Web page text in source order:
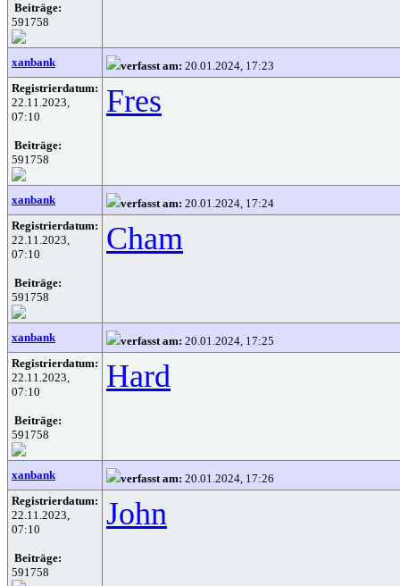
Beiträge:
591758
xanbank verfasst am: 20.01.2024, 17:23
Registrierdatum:
22.11.2023,
07:10
Beiträge:
591758
Fres
xanbank verfasst am: 20.01.2024, 17:24
Registrierdatum:
22.11.2023,
07:10
Beiträge:
591758
Cham
xanbank verfasst am: 20.01.2024, 17:25
Registrierdatum:
22.11.2023,
07:10
Beiträge:
591758
Hard
xanbank verfasst am: 20.01.2024, 17:26
Registrierdatum:
22.11.2023,
07:10
Beiträge:
591758
John